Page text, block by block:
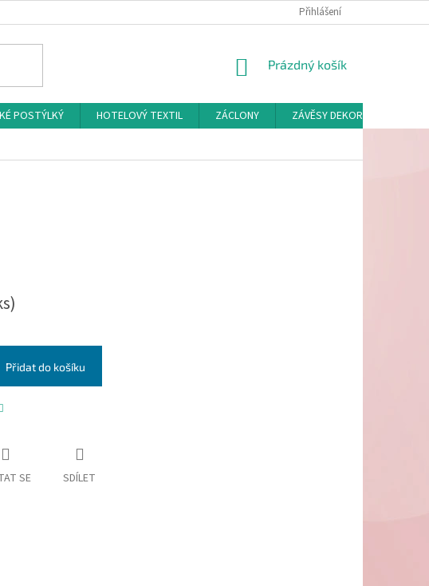
Přihlášení
NÁKUPNÍ
Prázdný košík
POSTÝLKÝ HOTELOVÝ TEXTIL ZÁCLONY
ZÁVĚSY DEKORAČNÍ A
Přidat do košíku
SE SDÍLET